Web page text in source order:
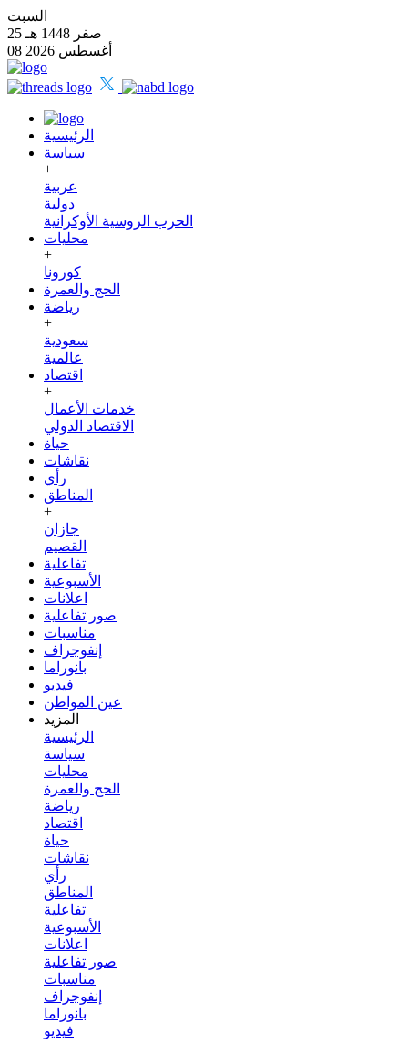
السبت
25 صفر 1448 هـ
08 أغسطس 2026
الرئيسية
سياسة
+
عربية
دولية
الحرب الروسية الأوكرانية
محليات
+
كورونا
الحج والعمرة
رياضة
+
سعودية
عالمية
اقتصاد
+
خدمات الأعمال
الاقتصاد الدولي
حياة
نقاشات
رأي
المناطق
+
جازان
القصيم
تفاعلية
الأسبوعية
اعلانات
صور تفاعلية
مناسبات
إنفوجراف
بانوراما
فيديو
عين المواطن
المزيد
الرئيسية
سياسة
محليات
الحج والعمرة
رياضة
اقتصاد
حياة
نقاشات
رأي
المناطق
تفاعلية
الأسبوعية
اعلانات
صور تفاعلية
مناسبات
إنفوجراف
بانوراما
فيديو